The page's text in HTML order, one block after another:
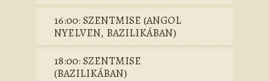
16:00: SZENTMISE (ANGOL
NYELVEN, BAZILIKÁBAN)
18:00: SZENTMISE
(BAZILIKÁBAN)